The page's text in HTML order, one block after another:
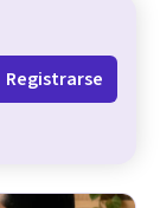
Registrarse